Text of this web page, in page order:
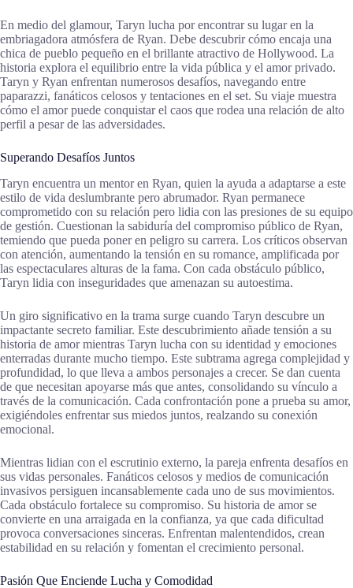
En medio del glamour, Taryn lucha por encontrar su lugar en la
embriagadora atmósfera de Ryan. Debe descubrir cómo encaja una
chica de pueblo pequeño en el brillante atractivo de Hollywood. La
historia explora el equilibrio entre la vida pública y el amor privado.
Taryn y Ryan enfrentan numerosos desafíos, navegando entre
paparazzi, fanáticos celosos y tentaciones en el set. Su viaje muestra
cómo el amor puede conquistar el caos que rodea una relación de alto
perfil a pesar de las adversidades.
Superando Desafíos Juntos
Taryn encuentra un mentor en Ryan, quien la ayuda a adaptarse a este
estilo de vida deslumbrante pero abrumador. Ryan permanece
comprometido con su relación pero lidia con las presiones de su equipo
de gestión. Cuestionan la sabiduría del compromiso público de Ryan,
temiendo que pueda poner en peligro su carrera. Los críticos observan
con atención, aumentando la tensión en su romance, amplificada por
las espectaculares alturas de la fama. Con cada obstáculo público,
Taryn lidia con inseguridades que amenazan su autoestima.
Un giro significativo en la trama surge cuando Taryn descubre un
impactante secreto familiar. Este descubrimiento añade tensión a su
historia de amor mientras Taryn lucha con su identidad y emociones
enterradas durante mucho tiempo. Este subtrama agrega complejidad y
profundidad, lo que lleva a ambos personajes a crecer. Se dan cuenta
de que necesitan apoyarse más que antes, consolidando su vínculo a
través de la comunicación. Cada confrontación pone a prueba su amor,
exigiéndoles enfrentar sus miedos juntos, realzando su conexión
emocional.
Mientras lidian con el escrutinio externo, la pareja enfrenta desafíos en
sus vidas personales. Fanáticos celosos y medios de comunicación
invasivos persiguen incansablemente cada uno de sus movimientos.
Cada obstáculo fortalece su compromiso. Su historia de amor se
convierte en una arraigada en la confianza, ya que cada dificultad
provoca conversaciones sinceras. Enfrentan malentendidos, crean
estabilidad en su relación y fomentan el crecimiento personal.
Pasión Que Enciende Lucha y Comodidad